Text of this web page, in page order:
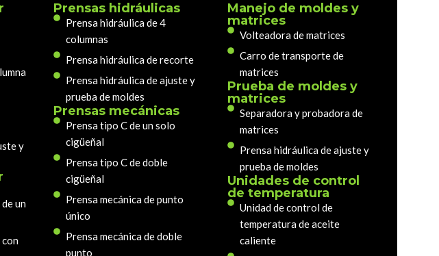
y
un
con
Prensas hidráulicas
Prensa hidráulica de 4
columnas
Prensa hidráulica de recorte
Prensa hidráulica de ajuste y
prueba de moldes
Prensas mecánicas
Prensa tipo C de un solo
cigüeñal
Prensa tipo C de doble
cigüeñal
Prensa mecánica de punto
único
Prensa mecánica de doble
punto
Manejo de moldes y
matrices
Volteadora de matrices
Carro de transporte de
matrices
Prueba de moldes y
matrices
Separadora y probadora de
matrices
Prensa hidráulica de ajuste y
prueba de moldes
Unidades de control
de temperatura
Unidad de control de
temperatura de aceite
caliente